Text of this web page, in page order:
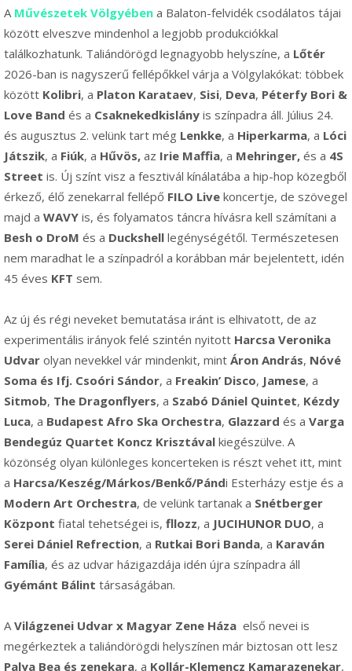
A Művészetek Völgyében a Balaton-felvidék csodálatos tájai
között elveszve mindenhol a legjobb produkciókkal
találkozhatunk. Taliándörögd legnagyobb helyszíne, a Lőtér
2026-ban is nagyszerű fellépőkkel várja a Völgylakókat: többek
között Kolibri, a Platon Karataev, Sisi, Deva, Péterfy Bori &
Love Band és a Csaknekedkislány is színpadra áll. Július 24.
és augusztus 2. velünk tart még Lenkke, a Hiperkarma, a Lóci
Játszik, a Fiúk, a Hűvös, az Irie Maffia, a Mehringer, és a 4S
Street is. Új színt visz a fesztivál kínálatába a hip-hop közegből
érkező, élő zenekarral fellépő FILO Live koncertje, de szövegel
majd a WAVY is, és folyamatos táncra hívásra kell számítani a
Besh o DroM és a Duckshell legénységétől. Természetesen
nem maradhat le a színpadról a korábban már bejelentett, idén
45 éves KFT sem.
Az új és régi neveket bemutatása iránt is elhivatott, de az
experimentális irányok felé szintén nyitott Harcsa Veronika
Udvar olyan nevekkel vár mindenkit, mint Áron András, Nóvé
Soma és Ifj. Csoóri Sándor, a Freakin’ Disco, Jamese, a
Sitmob, The Dragonflyers, a Szabó Dániel Quintet, Kézdy
Luca, a Budapest Afro Ska Orchestra, Glazzard és a Varga
Bendegúz Quartet Koncz Krisztával kiegészülve. A
közönség olyan különleges koncerteken is részt vehet itt, mint
a Harcsa/Keszég/Márkos/Benkő/Pándi Esterházy estje és a
Modern Art Orchestra, de velünk tartanak a Snétberger
Központ fiatal tehetségei is, fllozz, a JUCIHUNOR DUO, a
Serei Dániel Refrection, a Rutkai Bori Banda, a Karaván
Família, és az udvar házigazdája idén újra színpadra áll
Gyémánt Bálint társaságában.
A Világzenei Udvar x Magyar Zene Háza első nevei is
megérkeztek a taliándörögdi helyszínen már biztosan ott lesz
Palya Bea és zenekara, a Kollár-Klemencz Kamarazenekar,